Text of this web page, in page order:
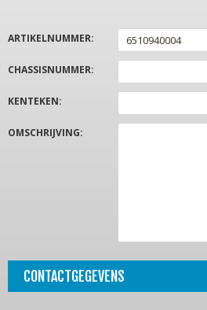
ARTIKELNUMMER:
CHASSISNUMMER:
KENTEKEN:
OMSCHRIJVING:
CONTACTGEGEVENS